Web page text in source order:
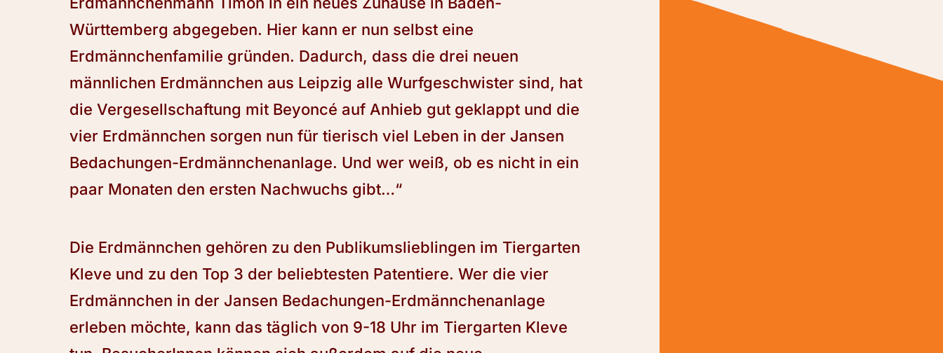
Württemberg abgegeben. Hier kann er nun selbst eine
Erdmännchenfamilie gründen. Dadurch, dass die drei neuen
männlichen Erdmännchen aus Leipzig alle Wurfgeschwister sind, hat
die Vergesellschaftung mit Beyoncé auf Anhieb gut geklappt und die
vier Erdmännchen sorgen nun für tierisch viel Leben in der Jansen
Bedachungen-Erdmännchenanlage. Und wer weiß, ob es nicht in ein
paar Monaten den ersten Nachwuchs gibt…“
Die Erdmännchen gehören zu den Publikumslieblingen im Tiergarten
Kleve und zu den Top 3 der beliebtesten Patentiere. Wer die vier
Erdmännchen in der Jansen Bedachungen-Erdmännchenanlage
erleben möchte, kann das täglich von 9-18 Uhr im Tiergarten Kleve